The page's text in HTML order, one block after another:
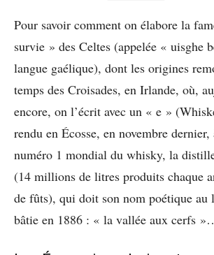
Pour savoir comment on élabore la
survie » des Celtes (appelée « uisghe
langue gaélique), dont les origines
temps des Croisades, en Irlande, où,
encore, on l’écrit avec un « e »
rendu en Écosse, en novembre
numéro 1 mondial du whisky, la
(14 millions de litres produits chaque
de fûts), qui doit son nom poétique au
bâtie en 1886 : « la vallée aux cerfs